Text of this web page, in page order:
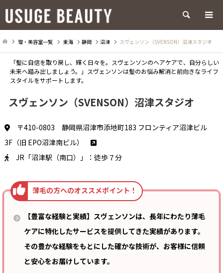
検索
理・美容室一覧 東海 静岡 沼津 スヴェンソン（SVENSON）沼津スタジオ
「髪に自信を取り戻し、輝く日々を。スヴェンソンのヘアケアで、自分らしい
未来へ踏み出しましょう。」スヴェンソンは髪のお悩み解消と前向きなライフ
スタイルをサポートします。
スヴェンソン（SVENSON）沼津スタジオ
〒410-0803 静岡県沼津市添地町183 フロンティア沼津ビル
3F（旧 EPO沼津南ビル）
JR「沼津駅（南口）」：徒歩７分
【豊富な経験と実績】スヴェンソンは、長年にわたり薄毛
ケアに特化したサービスを提供してきた実績があります。
その豊かな経験をもとにした確かな技術が、お客様に信頼
と安心をお届けしています。